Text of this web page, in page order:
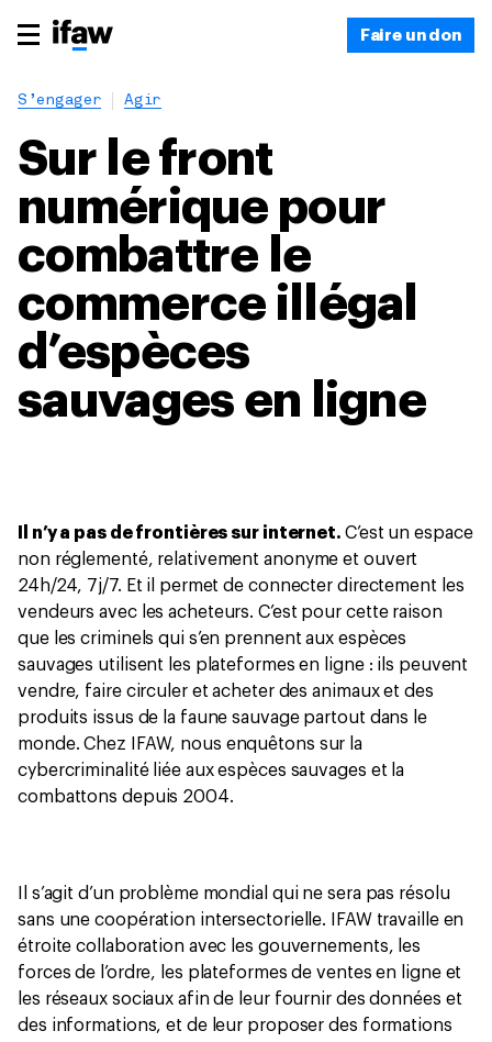
Faire un don
S’engager Agir
Sur le front
numérique pour
combattre le
commerce illégal
d’espèces
sauvages en ligne
Il n’y a pas de frontières sur internet. C’est un espace
non réglementé, relativement anonyme et ouvert
24h/24, 7j/7. Et il permet de connecter directement les
vendeurs avec les acheteurs. C’est pour cette raison
que les criminels qui s’en prennent aux espèces
sauvages utilisent les plateformes en ligne : ils peuvent
vendre, faire circuler et acheter des animaux et des
produits issus de la faune sauvage partout dans le
monde. Chez IFAW, nous enquêtons sur la
cybercriminalité liée aux espèces sauvages et la
combattons depuis 2004.
Il s’agit d’un problème mondial qui ne sera pas résolu
sans une coopération intersectorielle. IFAW travaille en
étroite collaboration avec les gouvernements, les
forces de l’ordre, les plateformes de ventes en ligne et
les réseaux sociaux afin de leur fournir des données et
des informations, et de leur proposer des formations